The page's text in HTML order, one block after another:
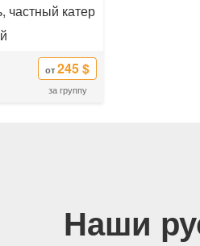
частный катер
от 245 $
за группу
Наши